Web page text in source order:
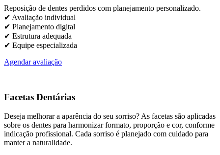
Reposição de dentes perdidos com planejamento personalizado.
✔ Avaliação individual
✔ Planejamento digital
✔ Estrutura adequada
✔ Equipe especializada
Agendar avaliação
Facetas Dentárias
Deseja melhorar a aparência do seu sorriso? As facetas são aplicadas
sobre os dentes para harmonizar formato, proporção e cor, conforme
indicação profissional. Cada sorriso é planejado com cuidado para
manter a naturalidade.